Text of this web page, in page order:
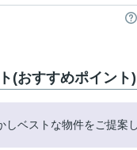
(おすすめポイント)
しベストな物件をご提案